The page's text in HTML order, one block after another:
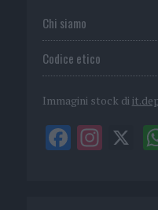
Chi siamo
Codice etico
Immagini stock di